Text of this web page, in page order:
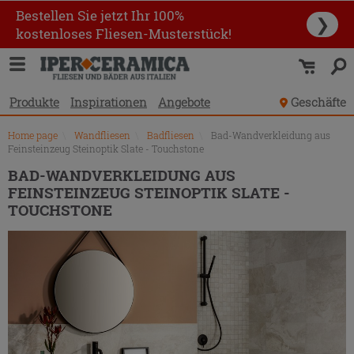
Bestellen Sie jetzt Ihr 100%
kostenloses Fliesen-Musterstück!
❯
Produkte Inspirationen Angebote Geschäfte
Home page Wandfliesen Badfliesen
Bad-Wandverkleidung aus
Feinsteinzeug Steinoptik Slate - Touchstone
BAD-WANDVERKLEIDUNG AUS
FEINSTEINZEUG STEINOPTIK SLATE -
TOUCHSTONE
Produktverzeichnis